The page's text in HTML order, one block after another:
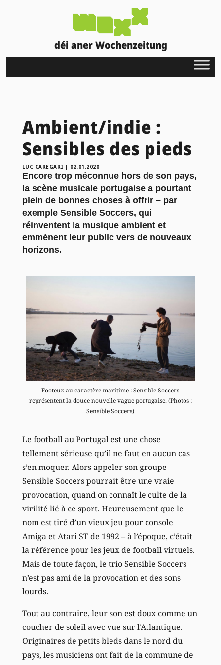
déi aner Wochenzeitung
Ambient/indie :
Sensibles des pieds
LUC CAREGARI | 02.01.2020
Encore trop méconnue hors de son pays,
la scène musicale portugaise a pourtant
plein de bonnes choses à offrir – par
exemple Sensible Soccers, qui
réinventent la musique ambient et
emmènent leur public vers de nouveaux
horizons.
Footeux au caractère maritime : Sensible Soccers
représentent la douce nouvelle vague portugaise. (Photos :
Sensible Soccers)
Le football au Portugal est une chose
tellement sérieuse qu’il ne faut en aucun cas
s’en moquer. Alors appeler son groupe
Sensible Soccers pourrait être une vraie
provocation, quand on connaît le culte de la
virilité lié à ce sport. Heureusement que le
nom est tiré d’un vieux jeu pour console
Amiga et Atari ST de 1992 – à l’époque, c’était
la référence pour les jeux de football virtuels.
Mais de toute façon, le trio Sensible Soccers
n’est pas ami de la provocation et des sons
lourds.
Tout au contraire, leur son est doux comme un
coucher de soleil avec vue sur l’Atlantique.
Originaires de petits bleds dans le nord du
pays, les musiciens ont fait de la commune de